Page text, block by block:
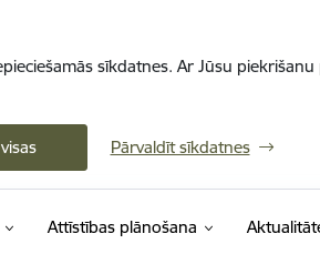
sīkdatnes. Ar Jūsu
Pārvaldīt sīkdatnes
Attīstības plānošana